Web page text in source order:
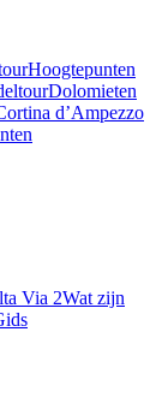
Hoogtepunten
Dolomieten
d’Ampezzo
Via 2Wat zijn